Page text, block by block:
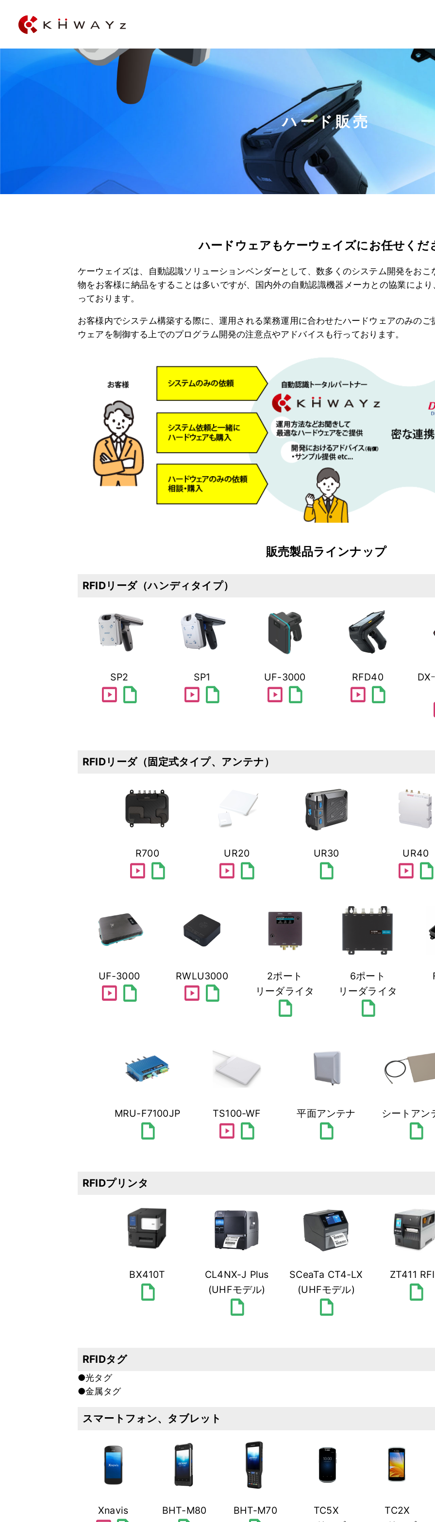
ハードウェアもケーウェイズにお任せくだ
ケーウェイズは、自動認識ソリューションベンダーとして、数多くのシステム開発をお
物をお客様に納品をすることは多いですが、国内外の自動認識機器メーカとの協業によ
っております。
お客様内でシステム構築する際に、運用される業務運用に合わせたハードウェアのみの
ウェアを制御する上でのプログラム開発の注意点やアドバイスも行っております。
販売製品ラインナップ
RFIDリーダ（ハンディタイプ）
SP2
slideshow draft
SP1
slideshow draft
UF-3000
slideshow draft
RFD40
slideshow draft
DX
RFIDリーダ（固定式タイプ、アンテナ）
R700
slideshow draft
UR20
slideshow draft
UR30
draft
UR40
slideshow draft
UF-3000
slideshow draft
RWLU3000
slideshow draft
2ポート
リーダライタ
draft
6ポート
リーダライタ
draft
MRU-F7100JP
draft
TS100-WF
slideshow draft
平面アンテナ
draft
シートアン
draft
RFIDプリンタ
BX410T
draft
CL4NX-J Plus
(UHFモデル)
draft
SCeaTa CT4-LX
(UHFモデル)
draft
ZT411
draft
RFIDタグ
●光タグ
●金属タグ
スマートフォン、タブレット
Xnavis BHT-M80 BHT-M70
TC5X
TC2X